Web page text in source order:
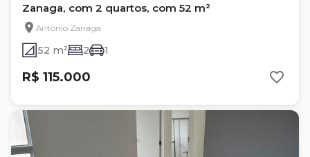
Zanaga, com 2 quartos, com 52 m²
Antônio Zanaga
52 m² 2 1
R$ 115.000